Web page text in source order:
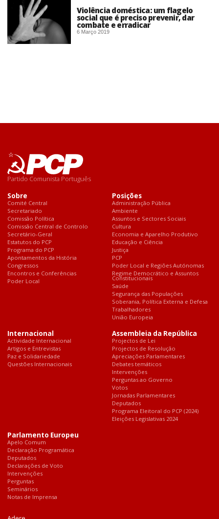
Violência doméstica: um flagelo
social que é preciso prevenir, dar
combate e erradicar
6 Março 2019
Partido Comunista Português
Sobre
Comité Central
Secretariado
Comissão Política
Comissão Central de Controlo
Secretário-Geral
Estatutos do PCP
Programa do PCP
Apontamentos da História
Congressos
Encontros e Conferências
Poder Local
Posições
Administração Pública
Ambiente
Assuntos e Sectores Sociais
Cultura
Economia e Aparelho Produtivo
Educação e Ciência
Justiça
PCP
Poder Local e Regiões Autónomas
Regime Democrático e Assuntos
Constitucionais
Saúde
Segurança das Populações
Soberania, Política Externa e Defesa
Trabalhadores
União Europeia
Internacional
Actividade Internacional
Artigos e Entrevistas
Paz e Solidariedade
Questões Internacionais
Assembleia da República
Projectos de Lei
Projectos de Resolução
Apreciações Parlamentares
Debates temáticos
Intervenções
Perguntas ao Governo
Votos
Jornadas Parlamentares
Deputados
Programa Eleitoral do PCP (2024)
Eleições Legislativas 2024
Parlamento Europeu
Apelo Comum
Declaração Programática
Deputados
Declarações de Voto
Intervenções
Perguntas
Seminários
Notas de Imprensa